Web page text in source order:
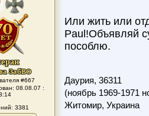
#667
08.08.07 :
3381
Или жить или
Paul!Объявляй
пособлю.
Даурия, 36311
(ноябрь 1969-1971
Житомир, Украина